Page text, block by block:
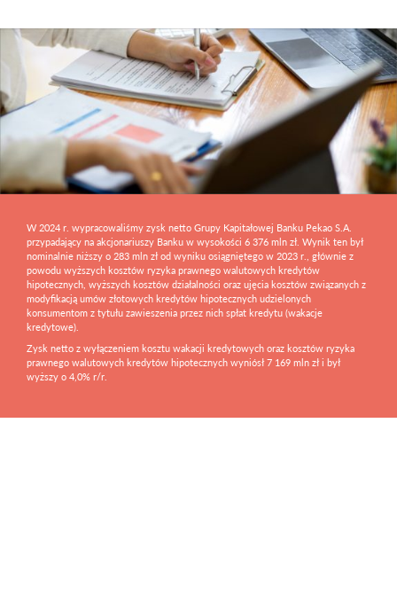
W 2024 r. wypracowaliśmy zysk netto Grupy Kapitałowej Banku Pekao S.A.
przypadający na akcjonariuszy Banku w wysokości 6 376 mln zł. Wynik ten był
nominalnie niższy o 283 mln zł od wyniku osiągniętego w 2023 r., głównie z
powodu wyższych kosztów ryzyka prawnego walutowych kredytów
hipotecznych, wyższych kosztów działalności oraz ujęcia kosztów związanych z
modyfikacją umów złotowych kredytów hipotecznych udzielonych
konsumentom z tytułu zawieszenia przez nich spłat kredytu (wakacje
kredytowe).
Zysk netto z wyłączeniem kosztu wakacji kredytowych oraz kosztów ryzyka
prawnego walutowych kredytów hipotecznych wyniósł 7 169 mln zł i był
wyższy o 4,0% r/r.